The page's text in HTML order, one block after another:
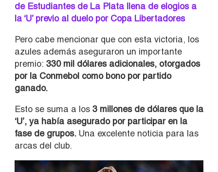
de Estudiantes de La Plata llena de elogios a
la ‘U’ previo al duelo por Copa Libertadores
Pero cabe mencionar que con esta victoria, los
azules además aseguraron un importante
premio: 330 mil dólares adicionales, otorgados
por la Conmebol como bono por partido
ganado.
Esto se suma a los 3 millones de dólares que la
‘U’, ya había asegurado por participar en la
fase de grupos. Una excelente noticia para las
arcas del club.